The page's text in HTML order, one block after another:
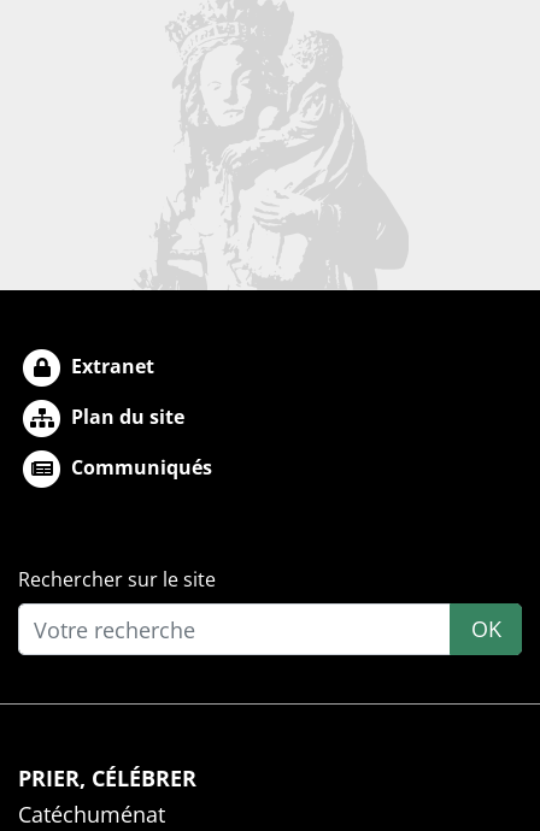
Extranet
Plan du site
Communiqués
Rechercher sur le site
OK
PRIER, CÉLÉBRER
Catéchuménat